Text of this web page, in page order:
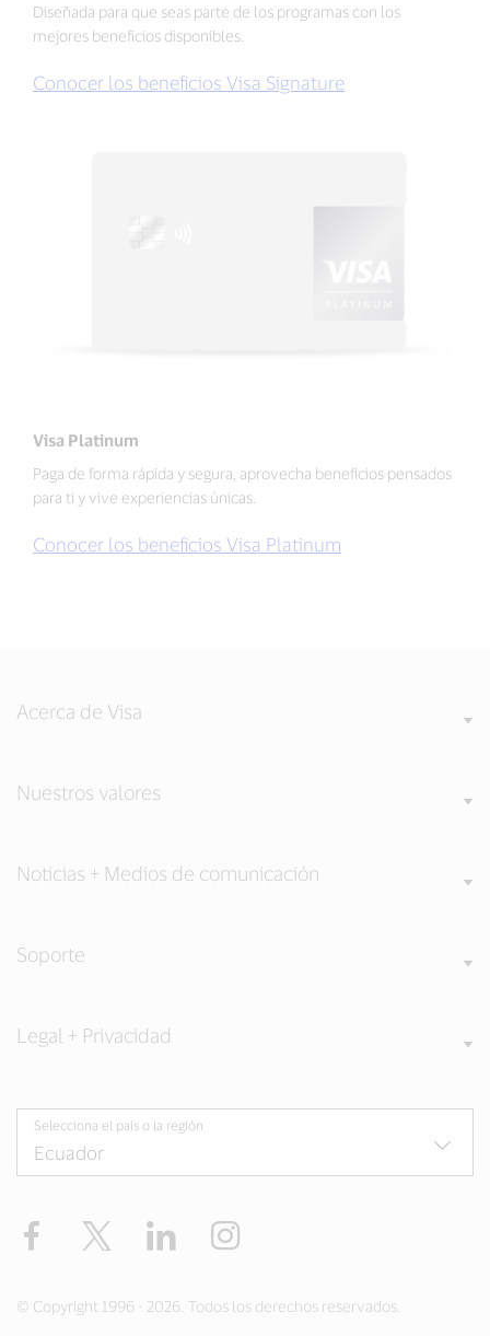
Diseñada para que seas parte de los programas con los
mejores beneficios disponibles.
Conocer los beneficios Visa Signature
Visa Platinum
Paga de forma rápida y segura, aprovecha beneficios pensados
para ti y vive experiencias únicas.
Conocer los beneficios Visa Platinum
Acerca de Visa
Nuestros valores
Noticias + Medios de comunicación
Soporte
Legal + Privacidad
Selecciona el país o la región
Facebook Twitter LinkedIn
© Copyright 1996 - 2026. Todos los derechos reservados.